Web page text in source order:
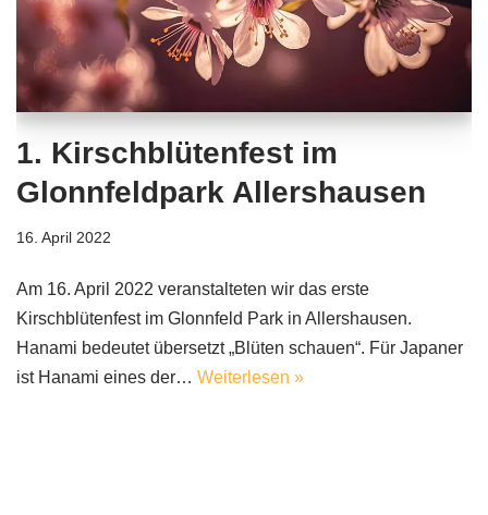
1. Kirschblütenfest im
Glonnfeldpark Allershausen
16. April 2022
Am 16. April 2022 veranstalteten wir das erste
Kirschblütenfest im Glonnfeld Park in Allershausen.
Hanami bedeutet übersetzt „Blüten schauen“. Für Japaner
ist Hanami eines der… Weiterlesen »